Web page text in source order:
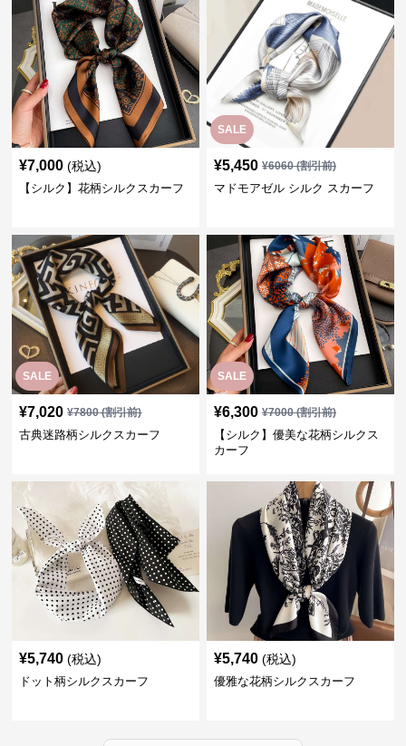
¥7,000 (税込)
【シルク】花柄シルクスカーフ
SALE
¥5,450 ¥6060(割引前)
マドモアゼル シルク スカーフ
SALE
¥7,020 ¥7800(割引前)
古典迷路柄シルクスカーフ
SALE
¥6,300 ¥7000(割引前)
【シルク】優美な花柄シルクス
カーフ
¥5,740 (税込)
ドット柄シルクスカーフ
¥5,740 (税込)
優雅な花柄シルクスカーフ